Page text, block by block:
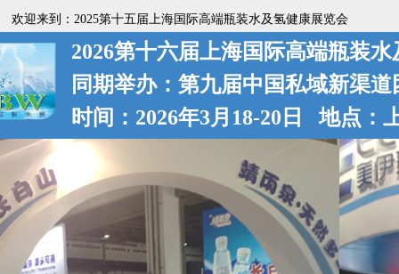
欢迎来到：2025第十五届上海国际高端瓶装水及氢健康展览会
2026第十六届上海国际高端瓶装
同期举办：第九届中国私域新渠道
时间：2026年3月18-20日 地点：